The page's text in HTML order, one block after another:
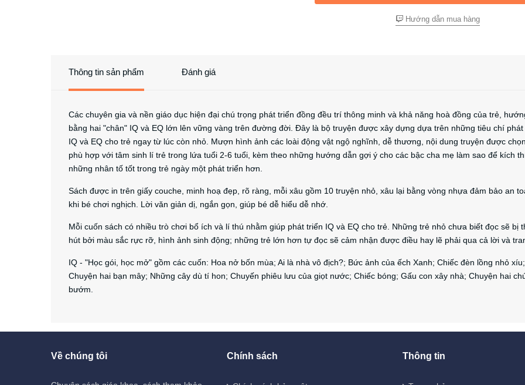
Hướng dẫn mua hàng
Thông tin sản phẩm Đánh giá
Các chuyên gia và nền giáo dục hiện đại chú trọng phát triển đồng đều trí thông minh và khả năng hoà đồng của trẻ,
bằng hai "chân" IQ và EQ lớn lên vững vàng trên đường đời. Đây là bộ truyện được xây dựng dựa trên những tiêu chí phát
IQ và EQ cho trẻ ngay từ lúc còn nhỏ. Mượn hình ảnh các loài động vật ngộ nghĩnh, dễ thương, nội dung truyện được
phù hợp với tâm sinh lí trẻ trong lứa tuổi 2-6 tuổi, kèm theo những hướng dẫn gợi ý cho các bậc cha mẹ làm sao để kích
những nhân tố tốt trong trẻ ngày một phát triển hơn.
Sách được in trên giấy couche, minh hoạ đẹp, rõ ràng, mỗi xâu gồm 10 truyện nhỏ, xâu lại bằng vòng nhựa đảm bảo an
khi bé chơi nghịch. Lời văn giản dị, ngắn gọn, giúp bé dễ hiểu dễ nhớ.
Mỗi cuốn sách có nhiều trò chơi bổ ích và lí thú nhằm giúp phát triển IQ và EQ cho trẻ. Những trẻ nhỏ chưa biết đọc sẽ bị
hút bởi màu sắc rực rỡ, hình ảnh sinh động; những trẻ lớn hơn tự đọc sẽ cảm nhận được điều hay lẽ phải qua cả lời và
IQ - "Học gói, học mở" gồm các cuốn: Hoa nở bốn mùa; Ai là nhà vô địch?; Bức ảnh của ếch Xanh; Chiếc đèn lồng nhỏ xíu;
Chuyện hai bạn mây; Những cây dù tí hon; Chuyến phiêu lưu của giọt nước; Chiếc bóng; Gấu con xây nhà; Chuyện hai
bướm.
Về chúng tôi Chính sách Thông tin